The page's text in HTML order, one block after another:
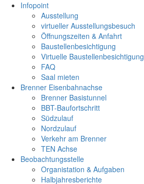
Infopoint
Ausstellung
virtueller Ausstellungsbesuch
Öffnungszeiten & Anfahrt
Baustellenbesichtigung
Virtuelle Baustellenbesichtigung
FAQ
Saal mieten
Brenner Eisenbahnachse
Brenner Basistunnel
BBT-Baufortschritt
Südzulauf
Nordzulauf
Verkehr am Brenner
TEN Achse
Beobachtungsstelle
Organistation & Aufgaben
Halbjahresberichte